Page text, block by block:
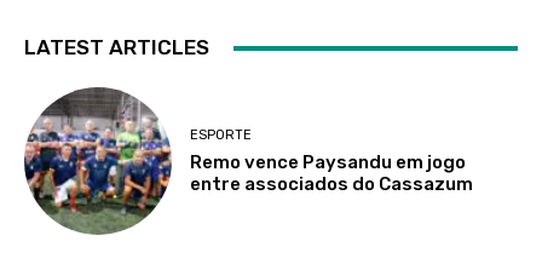
LATEST ARTICLES
ESPORTE
Remo vence Paysandu em jogo
entre associados do Cassazum